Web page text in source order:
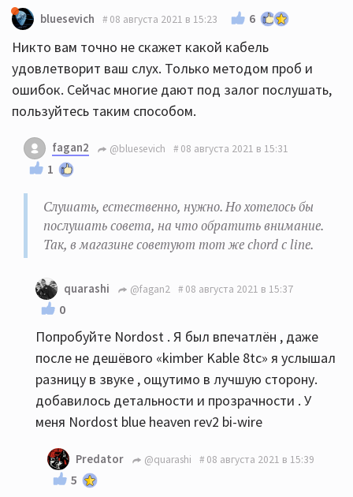
bluesevich 08 августа 2021 в 15:23 6
Никто вам точно не скажет какой кабель
удовлетворит ваш слух. Только методом проб и
ошибок. Сейчас многие дают под залог послушать,
пользуйтесь таким способом.
fagan2 @bluesevich 08 августа 2021 в 15:31
1
Слушать, естественно, нужно. Но хотелось бы
послушать совета, на что обратить внимание.
Так, в магазине советуют тот же chord c line.
quarashi @fagan2 08 августа 2021 в 15:37
0
Попробуйте Nordost . Я был впечатлён , даже
после не дешёвого «kimber Kable 8tc» я услышал
разницу в звуке , ощутимо в лучшую сторону.
добавилось детальности и прозрачности . У
меня Nordost blue heaven rev2 bi-wire
Predator @quarashi 08 августа 2021 в 15:39
5